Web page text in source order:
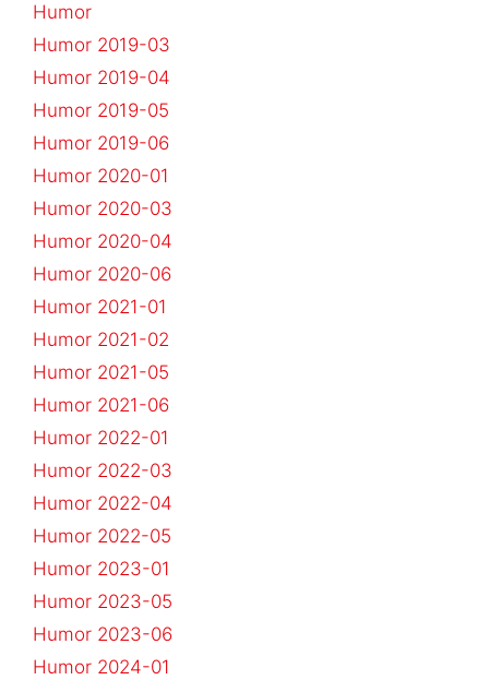
Humor
Humor 2019-03
Humor 2019-04
Humor 2019-05
Humor 2019-06
Humor 2020-01
Humor 2020-03
Humor 2020-04
Humor 2020-06
Humor 2021-01
Humor 2021-02
Humor 2021-05
Humor 2021-06
Humor 2022-01
Humor 2022-03
Humor 2022-04
Humor 2022-05
Humor 2023-01
Humor 2023-05
Humor 2023-06
Humor 2024-01